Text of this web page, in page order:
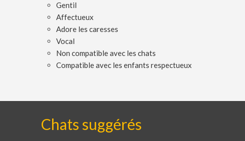
Gentil
Affectueux
Adore les caresses
Vocal
Non compatible avec les chats
Compatible avec les enfants respectueux
Chats suggérés